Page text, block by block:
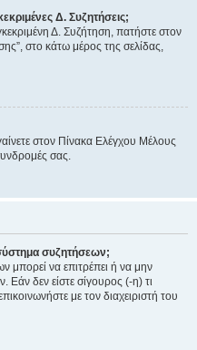
Δ. Συζητήσεις;
Δ. Συζήτηση, πατήστε στον
στο κάτω μέρος της σελίδας,
στον Πίνακα Ελέγχου Μέλους
σας.
συζητήσεων;
μπορεί να επιτρέπει ή να μην
Εάν δεν είστε σίγουρος (-η) τι
με τον διαχειριστή του